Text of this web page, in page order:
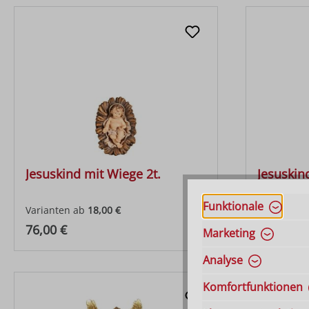
Jesuskind mit Wiege 2t.
Varianten ab 18,00 €
Regulärer Preis:
76,00 €
Varianten
77,00 €
Funktionale
Marketing
Analyse
Komfortfunktionen